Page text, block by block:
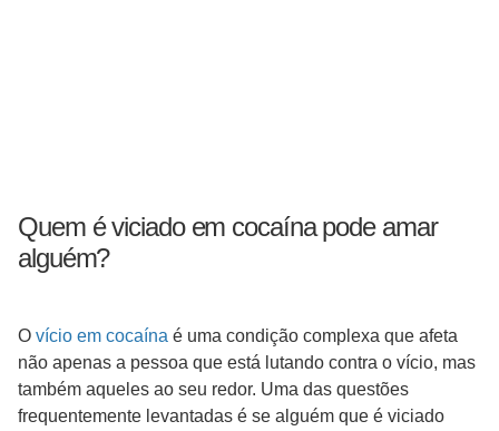
Quem é viciado em cocaína pode amar
alguém?
O vício em cocaína é uma condição complexa que afeta
não apenas a pessoa que está lutando contra o vício, mas
também aqueles ao seu redor. Uma das questões
frequentemente levantadas é se alguém que é viciado